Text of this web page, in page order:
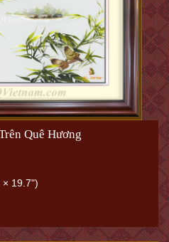
Quê Hương
19.7")